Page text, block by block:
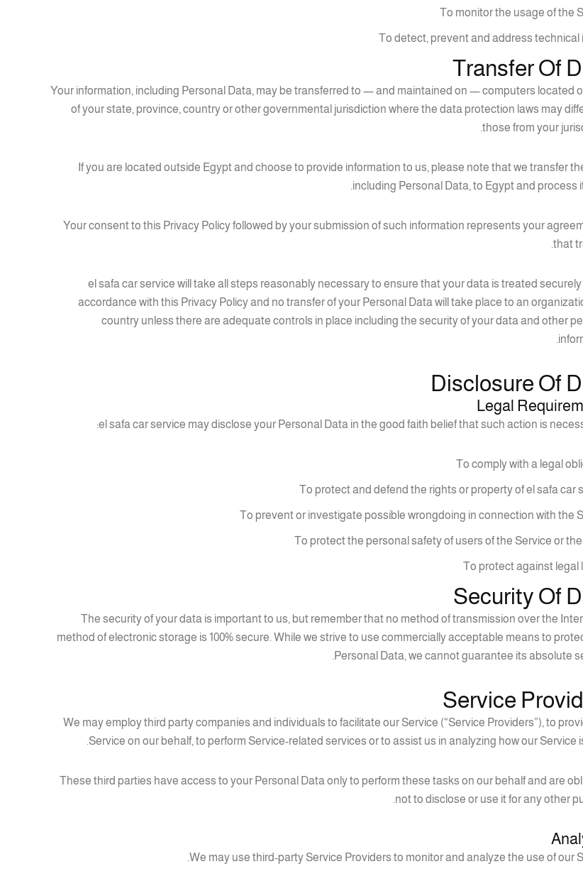
To monitor the usage of the
To detect, prevent and address technical
Transfer Of
Your information, including Personal Data, may be transferred to — and maintained on — computers located
of your state, province, country or other governmental jurisdiction where the data protection laws may
those from your
If you are located outside Egypt and choose to provide information to us, please note that we transfer
including Personal Data, to Egypt and process
Your consent to this Privacy Policy followed by your submission of such information represents your
that
el safa car service will take all steps reasonably necessary to ensure that your data is treated securely
accordance with this Privacy Policy and no transfer of your Personal Data will take place to an
country unless there are adequate controls in place including the security of your data and other
Disclosure Of
Legal
el safa car service may disclose your Personal Data in the good faith belief that such action is
To comply with a legal
To protect and defend the rights or property of el safa car
To prevent or investigate possible wrongdoing in connection with the
To protect the personal safety of users of the Service or
To protect against legal
Security Of
The security of your data is important to us, but remember that no method of transmission over the
method of electronic storage is 100% secure. While we strive to use commercially acceptable means to
Personal Data, we cannot guarantee its absolute
Service
We may employ third party companies and individuals to facilitate our Service (“Service Providers”), to
Service on our behalf, to perform Service-related services or to assist us in analyzing how our Service
These third parties have access to your Personal Data only to perform these tasks on our behalf and are
not to disclose or use it for any other
We may use third-party Service Providers to monitor and analyze the use of our